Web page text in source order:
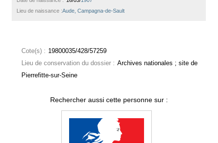
Lieu de naissance :Aude, Campagna-de-Sault
Cote(s) : 19800035/428/57259
Lieu de conservation du dossier : Archives nationales ; site de
Pierrefitte-sur-Seine
Rechercher aussi cette personne sur :